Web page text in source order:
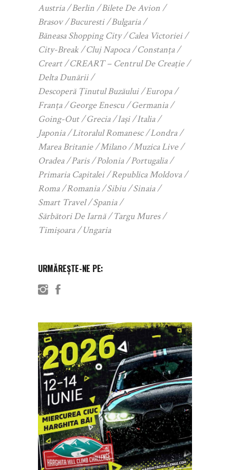
Austria Berlin
Bilete De Avion
Brasov
Bucuresti
Bulgaria
Băneasa Shopping City
Calea Victoriei
City-Break
Cluj Napoca
Constanța
Creart
CREART – Centrul De Creație
Delta Dunării
Descoperă Ținutul Buzăului
Europa
Franța
George Enescu
Germania
Going-Out
Grecia Iași
Italia
Japonia
Litoralul Romanesc
Londra
Marea Britanie
Milano
Muzica Live
Oradea
Paris Polonia
Portugalia
Primaria Capitalei
Republica Moldova
Roma
Romania Sibiu
Sinaia
Smart Travel
Spania
Sărbători De Iarnă
Targu Mures
Timișoara
Ungaria
URMĂREȘTE-NE PE: